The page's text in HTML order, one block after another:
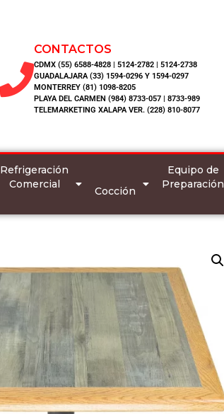
CONTACTOS
CDMX (55) 6588-4828 | 5124-2782 | 5124-2738
GUADALAJARA (33) 1594-0296 Y 1594-0297
MONTERREY (81) 1098-8205
PLAYA DEL CARMEN (984) 8733-057 | 8733-989
TELEMARKETING XALAPA VER. (228) 810-8077
Refrigeración
Comercial
Cocción
Equipo de
Preparación